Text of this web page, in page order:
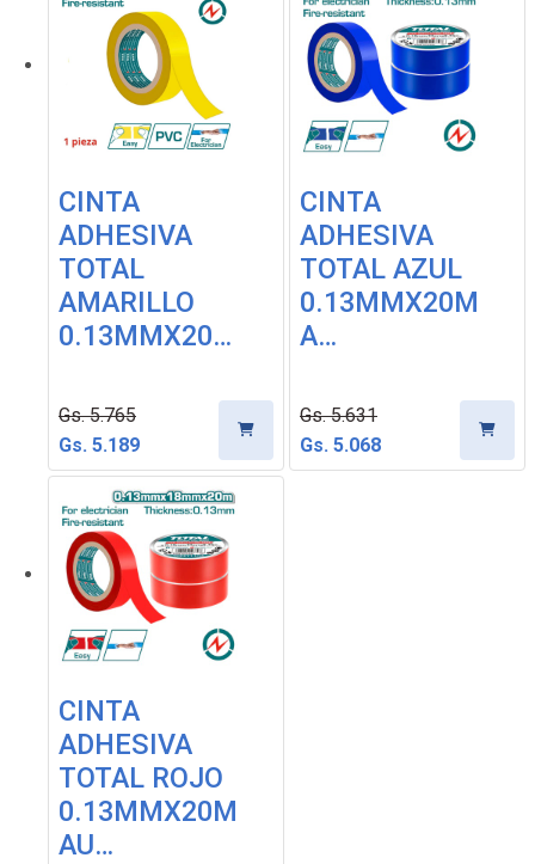
CINTA
ADHESIVA
TOTAL
AMARILLO
0.13MMX20…
Gs. 5.765
Gs. 5.189
CINTA
ADHESIVA
TOTAL AZUL
0.13MMX20M
A…
Gs. 5.631
Gs. 5.068
CINTA
ADHESIVA
TOTAL ROJO
0.13MMX20M
AU…